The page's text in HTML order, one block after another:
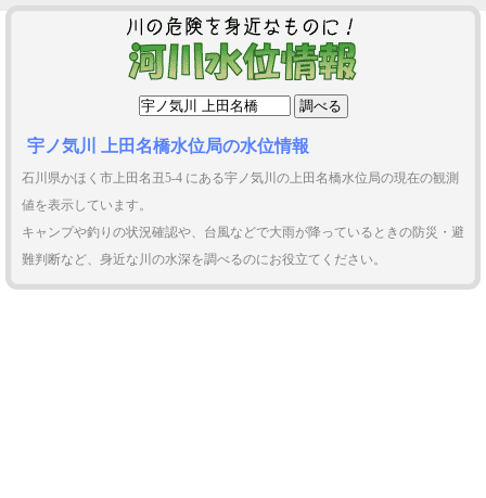
宇ノ気川 上田名橋水位局の水位情報
石川県かほく市上田名丑5-4 にある宇ノ気川の上田名橋水位局の現在の観測
値を表示しています。
キャンプや釣りの状況確認や、台風などで大雨が降っているときの防災・避
難判断など、身近な川の水深を調べるのにお役立てください。